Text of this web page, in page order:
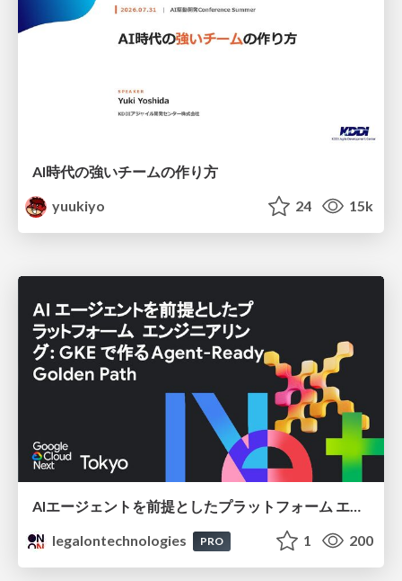
AI時代の強いチームの作り方
yuukiyo
24 15k
AIエージェントを前提としたプラットフォーム エンジニアリング：GKEで作るAgent-Ready Golden Path
legalontechnologies
PRO 1 200